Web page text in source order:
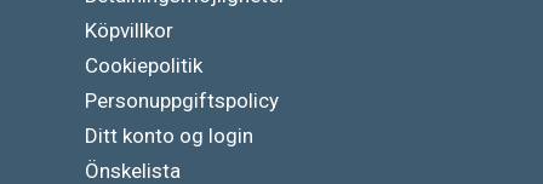
Köpvillkor
Cookiepolitik
Personuppgiftspolicy
Ditt konto og login
Önskelista